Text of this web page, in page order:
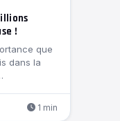
!
que
dans la
1 min